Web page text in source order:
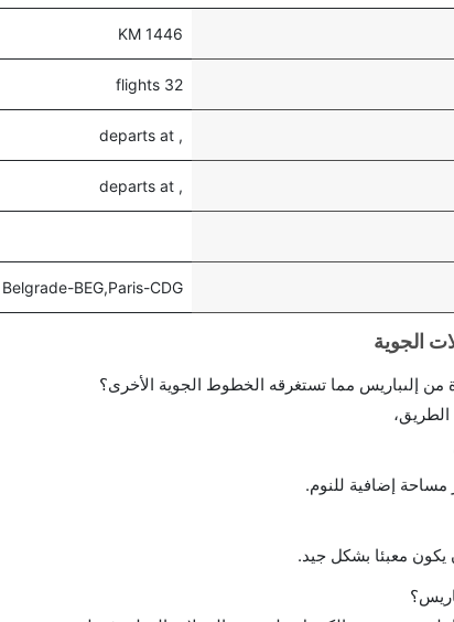
1446 KM
32 flights
, departs at
, departs at
Belgrade-BEG,Paris-CDG
إلىباريس مما تستغرقه الخطوط الجوية الأخرى؟
إضافية للنوم.
معبئا بشكل جيد.